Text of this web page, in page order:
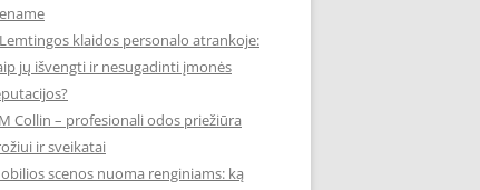
klaidos personalo atrankoje:
jų išvengti ir nesugadinti įmonės
Collin – profesionali odos priežiūra
ir sveikatai
scenos nuoma renginiams: ką